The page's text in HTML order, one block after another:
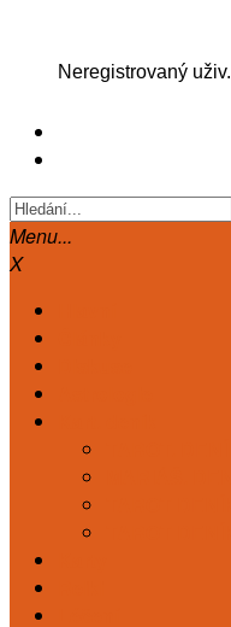
Neregistrovaný uživ.
Menu...
X